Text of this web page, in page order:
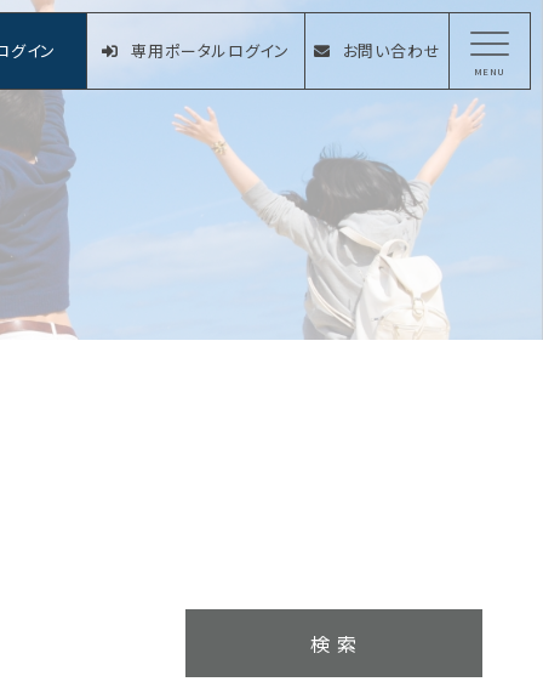
グイン 専用ポータルログイン お問い合わせ
MENU
検 索